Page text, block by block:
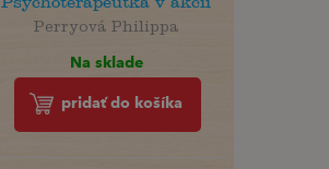
Perryová Philippa
Na sklade
pridať do košíka